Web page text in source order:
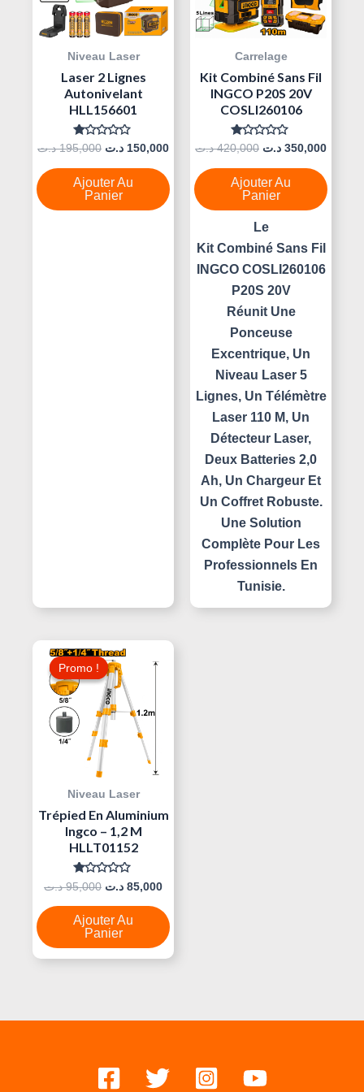
Niveau Laser
Laser 2 Lignes
Autonivelant
HLL156601
Note
Sur
5
195,000 د.ت 150,000 د.ت
Ajouter Au
Panier
Carrelage
Kit Combiné Sans Fil
INGCO P20S 20V
COSLI260106
Note
Sur
5
420,000 د.ت 350,000 د.ت
Ajouter Au
Panier
Le
Kit Combiné Sans Fil
INGCO COSLI260106
P20S 20V
Réunit Une
Ponceuse
Excentrique, Un
Niveau Laser 5
Lignes, Un Télémètre
Laser 110 M, Un
Détecteur Laser,
Deux Batteries 2,0
Ah, Un Chargeur Et
Un Coffret Robuste.
Une Solution
Complète Pour Les
Professionnels En
Tunisie.
Promo !
Promo !
Niveau Laser
Trépied En Aluminium
Ingco – 1,2 M
HLLT01152
Note
0
Sur
5
95,000 د.ت
Prix
Initial
Était :
85,000 د.ت
Le
Ajouter Au
Panier